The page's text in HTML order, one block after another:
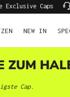
Caps
NEW IN
ZUM
Cap.